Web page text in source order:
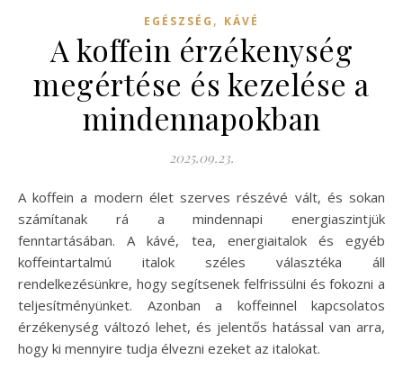
EGÉSZSÉG , KÁVÉ
A koffein érzékenység
megértése és kezelése a
mindennapokban
2025.09.23.
A koffein a modern élet szerves részévé vált, és sokan
számítanak rá a mindennapi energiaszintjük
fenntartásában. A kávé, tea, energiaitalok és egyéb
koffeintartalmú italok széles választéka áll
rendelkezésünkre, hogy segítsenek felfrissülni és fokozni a
teljesítményünket. Azonban a koffeinnel kapcsolatos
érzékenység változó lehet, és jelentős hatással van arra,
hogy ki mennyire tudja élvezni ezeket az italokat.